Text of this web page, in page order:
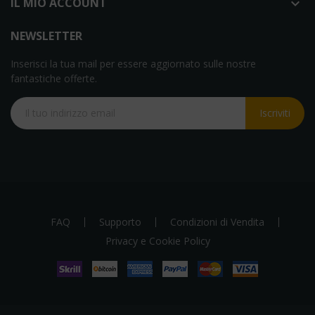

NEWSLETTER
Inserisci la tua mail per essere aggiornato sulle nostre
fantastiche offerte.
Iscriviti
FAQ Supporto
Condizioni di Vendita
Privacy e Cookie Policy